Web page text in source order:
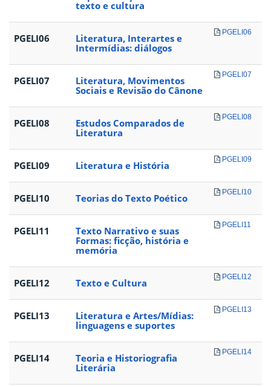
texto e cultura
PGELI06
Literatura, Interartes e
Intermídias: diálogos
PGELI06
PGELI07
Literatura, Movimentos
Sociais e Revisão do Cânone
PGELI07
PGELI08
Estudos Comparados de
Literatura
PGELI08
PGELI09 Literatura e História
PGELI09
PGELI10 Teorias do Texto Poético
PGELI10
PGELI11
Texto Narrativo e suas
Formas: ficção, história e
memória
PGELI11
PGELI12 Texto e Cultura
PGELI12
PGELI13
Literatura e Artes/Mídias:
linguagens e suportes
PGELI13
PGELI14
Teoria e Historiografia
Literária
PGELI14